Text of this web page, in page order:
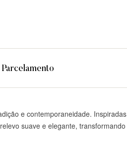
Parcelamento
e contemporaneidade. Inspiradas
suave e elegante, transformando